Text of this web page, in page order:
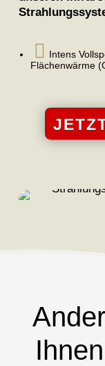
 Intens
Flächenwärme